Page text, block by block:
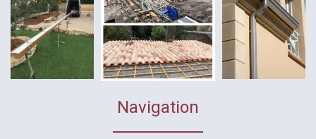
Navigation